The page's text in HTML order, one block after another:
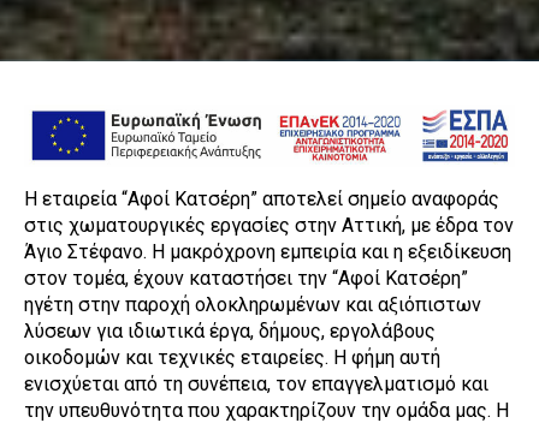
Η εταιρεία “Αφοί Κατσέρη” αποτελεί σημείο αναφοράς
στις χωματουργικές εργασίες στην Αττική, με έδρα τον
Άγιο Στέφανο. Η μακρόχρονη εμπειρία και η εξειδίκευση
στον τομέα, έχουν καταστήσει την “Αφοί Κατσέρη”
ηγέτη στην παροχή ολοκληρωμένων και αξιόπιστων
λύσεων για ιδιωτικά έργα, δήμους, εργολάβους
οικοδομών και τεχνικές εταιρείες. Η φήμη αυτή
ενισχύεται από τη συνέπεια, τον επαγγελματισμό και
την υπευθυνότητα που χαρακτηρίζουν την ομάδα μας. Η